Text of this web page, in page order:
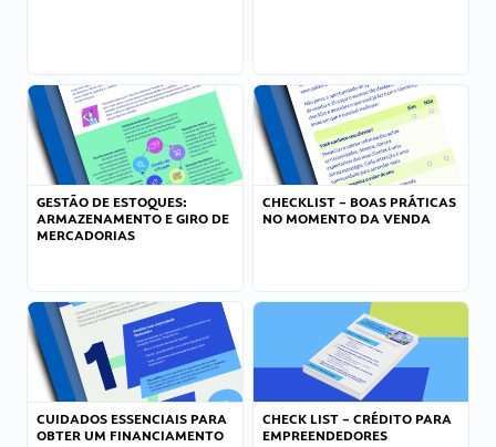
GESTÃO DE ESTOQUES:
ARMAZENAMENTO E GIRO DE
MERCADORIAS
CHECKLIST – BOAS PRÁTICAS
NO MOMENTO DA VENDA
CUIDADOS ESSENCIAIS PARA
OBTER UM FINANCIAMENTO
CHECK LIST – CRÉDITO PARA
EMPREENDEDORES